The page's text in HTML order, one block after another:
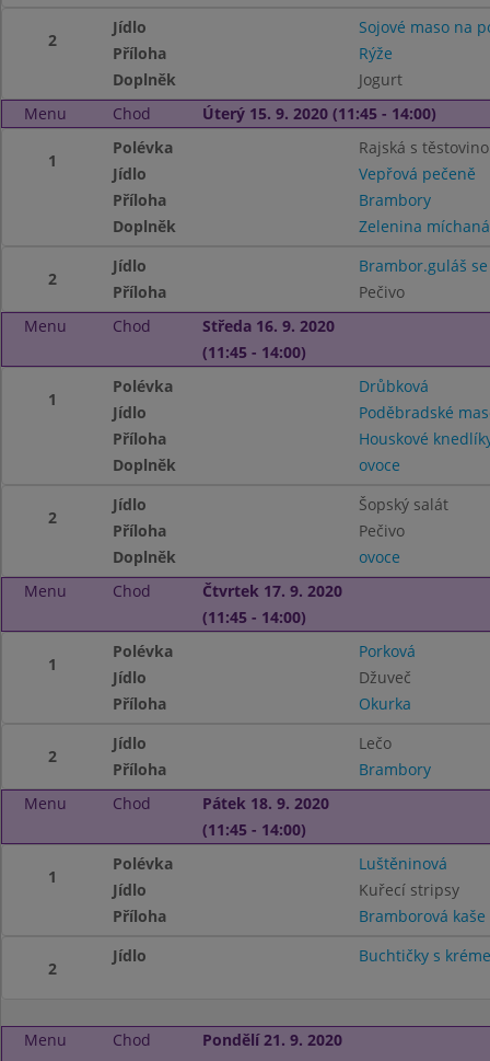
2
Jídlo
Sojové maso na
Příloha
Rýže
Doplněk
Jogurt
Menu
Chod Úterý 15. 9. 2020 (11:45 - 14:00)
1
Polévka
Rajská s
Jídlo
Vepřová pečeně
Příloha
Brambory
Doplněk
Zelenina míchaná
2
Jídlo
Brambor.guláš
Příloha
Pečivo
Menu
Chod
Středa 16. 9. 2020
(11:45 - 14:00)
1
Polévka
Drůbková
Jídlo
Poděbradské
Příloha
Houskové
Doplněk
ovoce
2
Jídlo
Šopský salát
Příloha
Pečivo
Doplněk
ovoce
Menu
Chod
Čtvrtek 17. 9. 2020
(11:45 - 14:00)
1
Polévka
Porková
Jídlo
Džuveč
Příloha
Okurka
2
Jídlo
Lečo
Příloha
Brambory
Menu
Chod
Pátek 18. 9. 2020
(11:45 - 14:00)
1
Polévka
Luštěninová
Jídlo
Kuřecí stripsy
Příloha
Bramborová kaše
2
Jídlo Buchtičky s
Menu Chod
Pondělí 21. 9. 2020